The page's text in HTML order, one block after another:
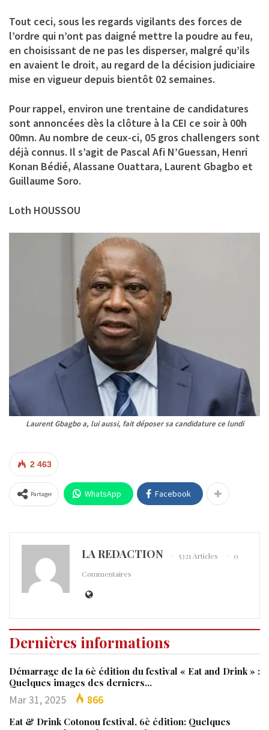
Tout ceci, sous les regards vigilants des forces de
l’ordre qui n’ont pas daigné mettre la poudre au feu,
en choisissant de ne pas les disperser, malgré qu’ils
en avaient le droit, au regard de la décision judiciaire
mise en vigueur depuis bientôt 02 semaines.
Pour rappel, environ une trentaine de candidatures
sont annoncées dès la clôture à la CEI ce soir à 00h
00mn. Au nombre de ceux-ci, 05 gros challengers sont
déjà connus. Il s’agit de Pascal Afi N’Guessan, Henri
Konan Bédié, Alassane Ouattara, Laurent Gbagbo et
Guillaume Soro.
Loth HOUSSOU
Laurent Gbagbo a, lui aussi, fait déposer sa candidature ce lundi
2 463
Partager WhatsApp Facebook
LA REDACTION 5321 Articles
0
Commentaires
Dernières informations
Démarrage de la 6è édition du festival « Eat and Drink » :
Quelques images des derniers…
Mar 31, 2025 866
Eat & Drink Cotonou festival, 6è édition: Quelques